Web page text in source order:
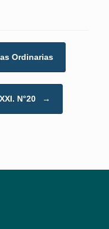
Ordinarias
N°20 →